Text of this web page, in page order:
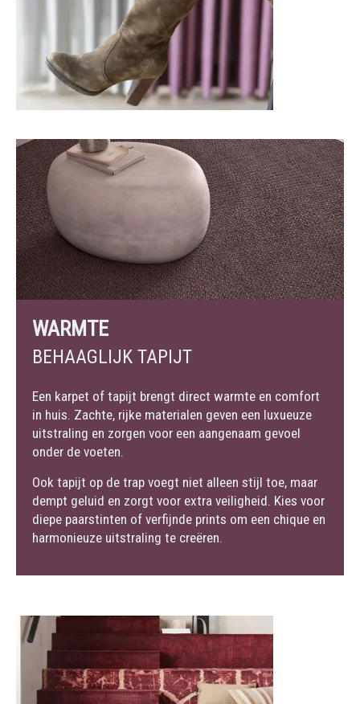
WARMTE
BEHAAGLIJK TAPIJT
Een karpet of tapijt brengt direct warmte en comfort
in huis. Zachte, rijke materialen geven een luxueuze
uitstraling en zorgen voor een aangenaam gevoel
onder de voeten.
Ook tapijt op de trap voegt niet alleen stijl toe, maar
dempt geluid en zorgt voor extra veiligheid. Kies voor
diepe paarstinten of verfijnde prints om een chique en
harmonieuze uitstraling te creëren.